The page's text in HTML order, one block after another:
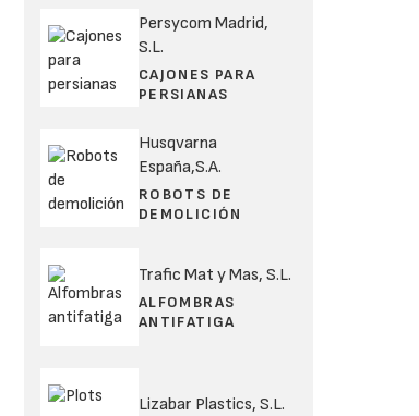
Persycom Madrid,
S.L.
CAJONES PARA
PERSIANAS
Husqvarna
España,S.A.
ROBOTS DE
DEMOLICIÓN
Trafic Mat y Mas, S.L.
ALFOMBRAS
ANTIFATIGA
Lizabar Plastics, S.L.